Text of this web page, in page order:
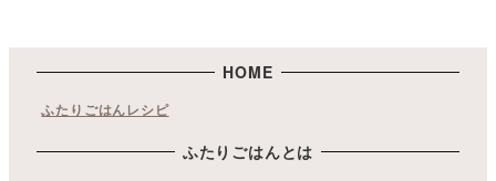
HOME
ふたりごはんレシピ
ふたりごはんとは